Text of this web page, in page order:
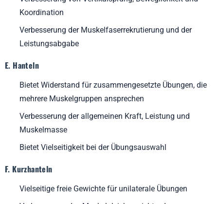
Koordination
Verbesserung der Muskelfaserrekrutierung und der
Leistungsabgabe
E. Hanteln
Bietet Widerstand für zusammengesetzte Übungen, die
mehrere Muskelgruppen ansprechen
Verbesserung der allgemeinen Kraft, Leistung und
Muskelmasse
Bietet Vielseitigkeit bei der Übungsauswahl
F. Kurzhanteln
Vielseitige freie Gewichte für unilaterale Übungen